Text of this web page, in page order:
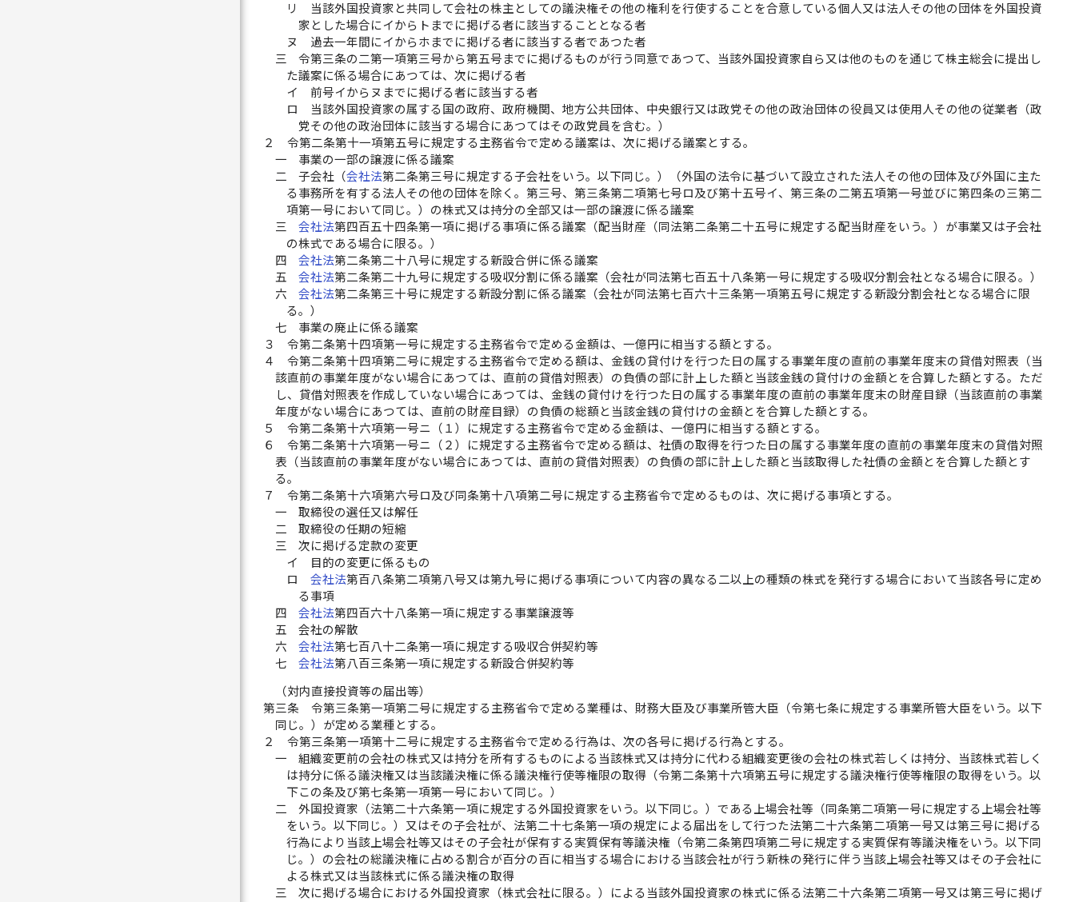
リ
当該外国投資家と共同して会社の株主としての議決権その他の権利を行使することを合意している個人又は法人その他の団体を外国投資
家とした場合にイからトまでに掲げる者に該当することとなる者
ヌ
過去一年間にイからホまでに掲げる者に該当する者であつた者
三
令第三条の二第一項第三号から第五号までに掲げるものが行う同意であつて、当該外国投資家自ら又は他のものを通じて株主総会に提出し
た議案に係る場合にあつては、次に掲げる者
イ
前号イからヌまでに掲げる者に該当する者
ロ
当該外国投資家の属する国の政府、政府機関、地方公共団体、中央銀行又は政党その他の政治団体の役員又は使用人その他の従業者（政
党その他の政治団体に該当する場合にあつてはその政党員を含む。）
２
令第二条第十一項第五号に規定する主務省令で定める議案は、次に掲げる議案とする。
一
事業の一部の譲渡に係る議案
二
子会社（会社法第二条第三号に規定する子会社をいう。以下同じ。）（外国の法令に基づいて設立された法人その他の団体及び外国に主た
る事務所を有する法人その他の団体を除く。第三号、第三条第二項第七号ロ及び第十五号イ、第三条の二第五項第一号並びに第四条の三第二
項第一号において同じ。）の株式又は持分の全部又は一部の譲渡に係る議案
三
会社法第四百五十四条第一項に掲げる事項に係る議案（配当財産（同法第二条第二十五号に規定する配当財産をいう。）が事業又は子会社
の株式である場合に限る。）
四
会社法第二条第二十八号に規定する新設合併に係る議案
五
会社法第二条第二十九号に規定する吸収分割に係る議案（会社が同法第七百五十八条第一号に規定する吸収分割会社となる場合に限る。）
六
会社法第二条第三十号に規定する新設分割に係る議案（会社が同法第七百六十三条第一項第五号に規定する新設分割会社となる場合に限
る。）
七
事業の廃止に係る議案
３
令第二条第十四項第一号に規定する主務省令で定める金額は、一億円に相当する額とする。
４
令第二条第十四項第二号に規定する主務省令で定める額は、金銭の貸付けを行つた日の属する事業年度の直前の事業年度末の貸借対照表（当
該直前の事業年度がない場合にあつては、直前の貸借対照表）の負債の部に計上した額と当該金銭の貸付けの金額とを合算した額とする。ただ
し、貸借対照表を作成していない場合にあつては、金銭の貸付けを行つた日の属する事業年度の直前の事業年度末の財産目録（当該直前の事業
年度がない場合にあつては、直前の財産目録）の負債の総額と当該金銭の貸付けの金額とを合算した額とする。
５
令第二条第十六項第一号ニ（１）に規定する主務省令で定める金額は、一億円に相当する額とする。
６
令第二条第十六項第一号ニ（２）に規定する主務省令で定める額は、社債の取得を行つた日の属する事業年度の直前の事業年度末の貸借対照
表（当該直前の事業年度がない場合にあつては、直前の貸借対照表）の負債の部に計上した額と当該取得した社債の金額とを合算した額とす
る。
７
令第二条第十六項第六号ロ及び同条第十八項第二号に規定する主務省令で定めるものは、次に掲げる事項とする。
一
取締役の選任又は解任
二
取締役の任期の短縮
三
次に掲げる定款の変更
イ
目的の変更に係るもの
ロ
会社法第百八条第二項第八号又は第九号に掲げる事項について内容の異なる二以上の種類の株式を発行する場合において当該各号に定め
る事項
四
会社法第四百六十八条第一項に規定する事業譲渡等
五
会社の解散
六
会社法第七百八十二条第一項に規定する吸収合併契約等
七
会社法第八百三条第一項に規定する新設合併契約等
（対内直接投資等の届出等）
第三条
令第三条第一項第二号に規定する主務省令で定める業種は、財務大臣及び事業所管大臣（令第七条に規定する事業所管大臣をいう。以下
同じ。）が定める業種とする。
２
令第三条第一項第十二号に規定する主務省令で定める行為は、次の各号に掲げる行為とする。
一
組織変更前の会社の株式又は持分を所有するものによる当該株式又は持分に代わる組織変更後の会社の株式若しくは持分、当該株式若しく
は持分に係る議決権又は当該議決権に係る議決権行使等権限の取得（令第二条第十六項第五号に規定する議決権行使等権限の取得をいう。以
下この条及び第七条第一項第一号において同じ。）
二
外国投資家（法第二十六条第一項に規定する外国投資家をいう。以下同じ。）である上場会社等（同条第二項第一号に規定する上場会社等
をいう。以下同じ。）又はその子会社が、法第二十七条第一項の規定による届出をして行つた法第二十六条第二項第一号又は第三号に掲げる
行為により当該上場会社等又はその子会社が保有する実質保有等議決権（令第二条第四項第二号に規定する実質保有等議決権をいう。以下同
じ。）の会社の総議決権に占める割合が百分の百に相当する場合における当該会社が行う新株の発行に伴う当該上場会社等又はその子会社に
よる株式又は当該株式に係る議決権の取得
三
次に掲げる場合における外国投資家（株式会社に限る。）による当該外国投資家の株式に係る法第二十六条第二項第一号又は第三号に掲げ